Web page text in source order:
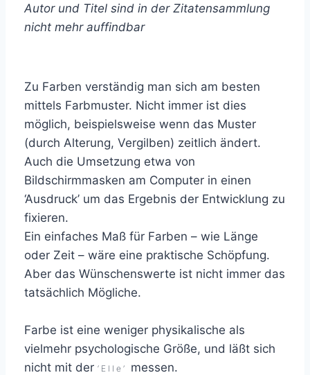
Autor und Titel sind in der Zitatensammlung
nicht mehr auffindbar
Zu Farben verständig man sich am besten
mittels Farbmuster. Nicht immer ist dies
möglich, beispielsweise wenn das Muster
(durch Alterung, Vergilben) zeitlich ändert.
Auch die Umsetzung etwa von
Bildschirmmasken am Computer in einen
‘Ausdruck’ um das Ergebnis der Entwicklung zu
fixieren.
Ein einfaches Maß für Farben – wie Länge
oder Zeit – wäre eine praktische Schöpfung.
Aber das Wünschenswerte ist nicht immer das
tatsächlich Mögliche.
Farbe ist eine weniger physikalische als
vielmehr psychologische Größe, und läßt sich
nicht mit der ‘Elle’ messen.